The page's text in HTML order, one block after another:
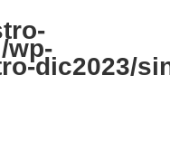
wp-
dic2023/